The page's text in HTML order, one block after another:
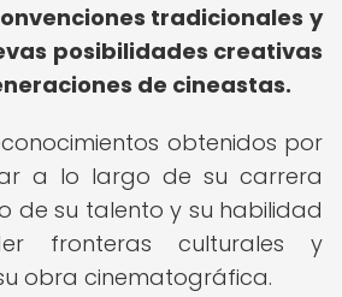
tradicionales y
posibilidades creativas
de cineastas.
obtenidos por
a lo largo de su carrera
de su talento y su habilidad
fronteras culturales y
obra cinematográfica.